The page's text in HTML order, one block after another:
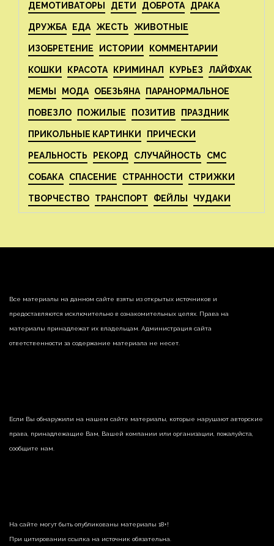
ДЕМОТИВАТОРЫ ДЕТИ ДОБРОТА ДРАКА
ДРУЖБА ЕДА ЖЕСТЬ ЖИВОТНЫЕ
ИЗОБРЕТЕНИЕ ИСТОРИИ КОММЕНТАРИИ
КОШКИ КРАСОТА КРИМИНАЛ КУРЬЕЗ ЛАЙФХАК
МЕМЫ МОДА ОБЕЗЬЯНА ПАРАНОРМАЛЬНОЕ
ПОВЕЗЛО ПОЖИЛЫЕ ПОЗИТИВ ПРАЗДНИК
ПРИКОЛЬНЫЕ КАРТИНКИ ПРИЧЕСКИ
РЕАЛЬНОСТЬ РЕКОРД СЛУЧАЙНОСТЬ СМС
СОБАКА СПАСЕНИЕ СТРАННОСТИ СТРИЖКИ
ТВОРЧЕСТВО ТРАНСПОРТ ФЕЙЛЫ ЧУДАКИ
Все материалы на данном сайте взяты из открытых источников и
предоставляются исключительно в ознакомительных целях. Права на
материалы принадлежат их владельцам. Администрация сайта
ответственности за содержание материала не несет.
Если Вы обнаружили на нашем сайте материалы, которые нарушают авторские
права, принадлежащие Вам, Вашей компании или организации, пожалуйста,
сообщите нам.
На сайте могут быть опубликованы материалы 18+!
При цитировании ссылка на источник обязательна.